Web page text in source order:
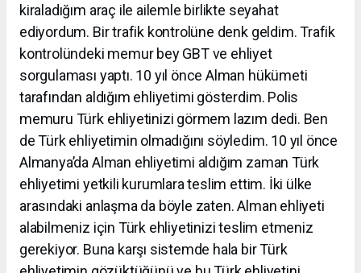
kiraladığım araç ile ailemle birlikte seyahat
ediyordum. Bir trafik kontrolüne denk geldim. Trafik
kontrolündeki memur bey GBT ve ehliyet
sorgulaması yaptı. 10 yıl önce Alman hükümeti
tarafından aldığım ehliyetimi gösterdim. Polis
memuru Türk ehliyetinizi görmem lazım dedi. Ben
de Türk ehliyetimin olmadığını söyledim. 10 yıl önce
Almanya’da Alman ehliyetimi aldığım zaman Türk
ehliyetimi yetkili kurumlara teslim ettim. İki ülke
arasındaki anlaşma da böyle zaten. Alman ehliyeti
alabilmeniz için Türk ehliyetinizi teslim etmeniz
gerekiyor. Buna karşı sistemde hala bir Türk